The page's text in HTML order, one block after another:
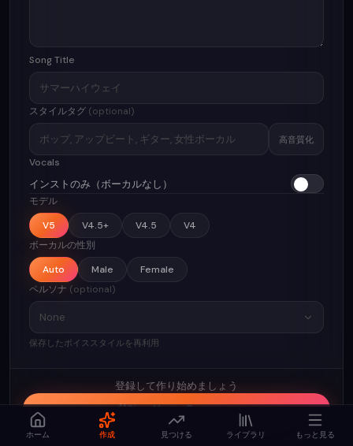
Song Title
スタイルタグ (optional)
高音質化
Vocals
インストのみ（ボーカルなし）
モデル
V5
V4.5+ V4.5
V4
ボーカルの性別
Auto
Male
Female
ペルソナ (optional)
None
保存したボイススタイルを再利用
登録して作り始めましょう
Sign Up to Generate
ホーム 作成 見つける ライブラリ もっと見る